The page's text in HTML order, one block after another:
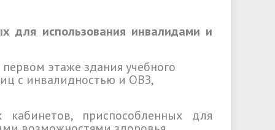
для использования инвалидами и
этаже здания учебного
с инвалидностью и ОВЗ,
приспособленных для